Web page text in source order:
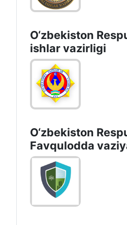
O‘zbеkiston
ishlаr vаzirligi
O‘zbеkistоn
Favqulodda